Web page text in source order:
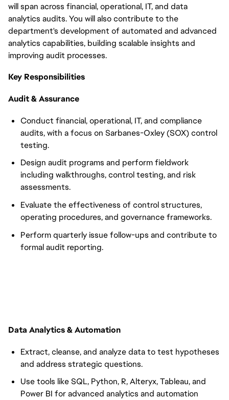
will span across financial, operational, IT, and data
analytics audits. You will also contribute to the
department's development of automated and advanced
analytics capabilities, building scalable insights and
improving audit processes.
Key Responsibilities
Audit & Assurance
Conduct financial, operational, IT, and compliance
audits, with a focus on Sarbanes-Oxley (SOX) control
testing.
Design audit programs and perform fieldwork
including walkthroughs, control testing, and risk
assessments.
Evaluate the effectiveness of control structures,
operating procedures, and governance frameworks.
Perform quarterly issue follow-ups and contribute to
formal audit reporting.
Data Analytics & Automation
Extract, cleanse, and analyze data to test hypotheses
and address strategic questions.
Use tools like SQL, Python, R, Alteryx, Tableau, and
Power BI for advanced analytics and automation